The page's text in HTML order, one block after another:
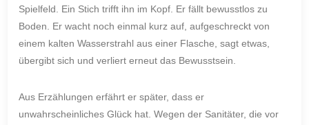
Spielfeld. Ein Stich trifft ihn im Kopf. Er fällt bewusstlos zu
Boden. Er wacht noch einmal kurz auf, aufgeschreckt von
einem kalten Wasserstrahl aus einer Flasche, sagt etwas,
übergibt sich und verliert erneut das Bewusstsein.
Aus Erzählungen erfährt er später, dass er
unwahrscheinliches Glück hat. Wegen der Sanitäter, die vor